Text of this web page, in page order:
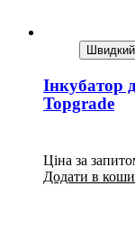
Інкубатор
Topgrade
Ціна за
Додати в